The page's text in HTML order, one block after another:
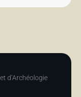
d’Archéologie